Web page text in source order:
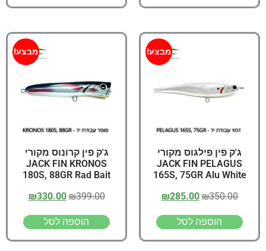
מבצע!
ג'ק פין פילגוס מקורי
JACK FIN PELAGUS
165S, 75GR Alu White
₪350.00
₪285.00
הוספה לסל
מבצע!
ג'ק פין קרונוס מקורי
JACK FIN KRONOS
180S, 88GR Rad Bait
₪399.00
₪330.00
הוספה לסל